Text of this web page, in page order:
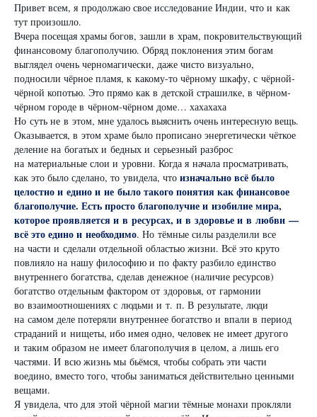
Привет всем, я продолжаю свое исследование Индии, что и как
тут произошло.
Вчера посещая храмы богов, зашли в храм, покровительствующий
финансовому благополучию. Обряд поклонения этим богам
выглядел очень черномагически, даже чисто визуально,
подносили чёрное пламя, к какому-то чёрному шкафу, с чёрной-
чёрной копотью. Это прямо как в детской страшилке, в чёрном-
чёрном городе в чёрном-чёрном доме… хахахаха
Но суть не в этом, мне удалось выяснить очень интересную вещь.
Оказывается, в этом храме было прописано энергетически чёткое
деление на богатых и бедных и серьезный разброс
на материальные слои и уровни. Когда я начала просматривать,
как это было сделано, то увидела, что изначально всё было
целостно и едино и не было такого понятия как финансовое
благополучие. Есть просто благополучие и изобилие мира,
которое проявляется и в ресурсах, и в здоровье и в любви —
всё это едино и необходимо. Но тёмные силы разделили все
на части и сделали отдельной областью жизни. Всё это круто
повлияло на нашу философию и по факту разбило единство
внутреннего богатства, сделав денежное (наличие ресурсов)
богатство отдельным фактором от здоровья, от гармонии
во взаимоотношениях с людьми и т. п. В результате, люди
на самом деле потеряли внутреннее богатство и впали в период
страданий и нищеты, ибо имея одно, человек не имеет другого
и таким образом не имеет благополучия в целом, а лишь его
частями. И всю жизнь мы бьёмся, чтобы собрать эти части
воедино, вместо того, чтобы заниматься действительно ценными
вещами.
Я увидела, что для этой чёрной магии тёмные монахи прокляли